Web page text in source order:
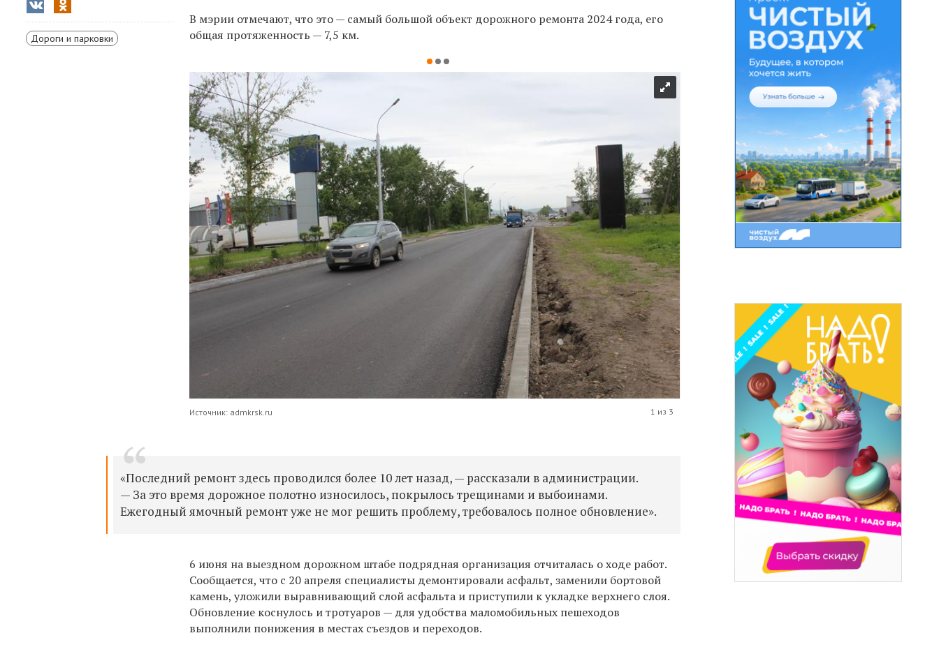
Дороги и парковки
В мэрии отмечают, что это — самый большой объект дорожного ремонта 2024 года, его
общая протяженность — 7,5 км.
Источник: admkrsk.ru 1 из 3
«Последний ремонт здесь проводился более 10 лет назад, — рассказали в администрации.
— За это время дорожное полотно износилось, покрылось трещинами и выбоинами.
Ежегодный ямочный ремонт уже не мог решить проблему, требовалось полное обновление».
6 июня на выездном дорожном штабе подрядная организация отчиталась о ходе работ.
Сообщается, что с 20 апреля специалисты демонтировали асфальт,заменили бортовой
камень, уложили выравнивающий слой асфальта и приступили к укладке верхнего слоя.
Обновление коснулось и тротуаров — для удобства маломобильных пешеходов
выполнили понижения в местах съездов и переходов.